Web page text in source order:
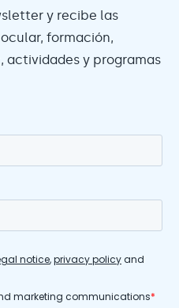
y recibe las
formación,
actividades y programas